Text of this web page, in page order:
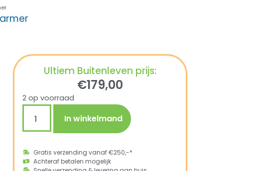
Ultiem Buitenleven prijs:
€179,00
2 op voorraad
In winkelmand
Gratis verzending vanaf €250,-*
Achteraf betalen mogelijk